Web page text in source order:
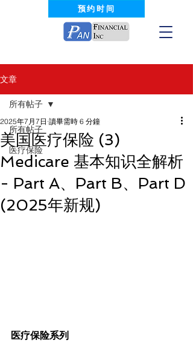
预约时间
文章
所有帖子
医疗保险
所有帖子
美国医疗保险 (3)
Medicare 基本知识全解析
- Part A、Part B、Part D
(2025年新规)
2025年7月7日 讀畢需時 6 分鐘
医疗保险系列